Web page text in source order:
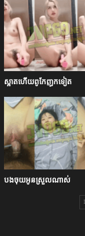
ស្អាតហើយពូកែញុកទៀត
បងចុយអូនស្រួលណាស់